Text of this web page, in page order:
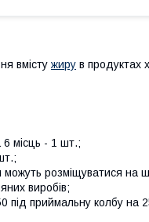
вмісту жиру в продуктах
місць - 1 шт.;
розміщуватися на
виробів;
під приймальну колбу на